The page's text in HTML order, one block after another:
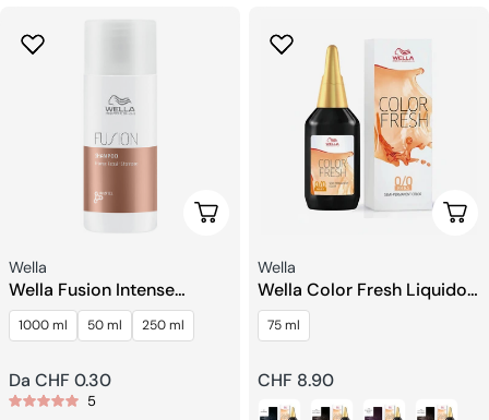
Scegli Le Opzioni
Venditore:
Wella
Wella Fusion Intense
Shampoo Riparatore
1000 ml 50 ml 250 ml
Prezzo
regolare
Da CHF 0.30
5
Venditore:
Wella
Wella Color Fresh Liquido
colorante
75 ml
Prezzo
regolare
CHF 8.90